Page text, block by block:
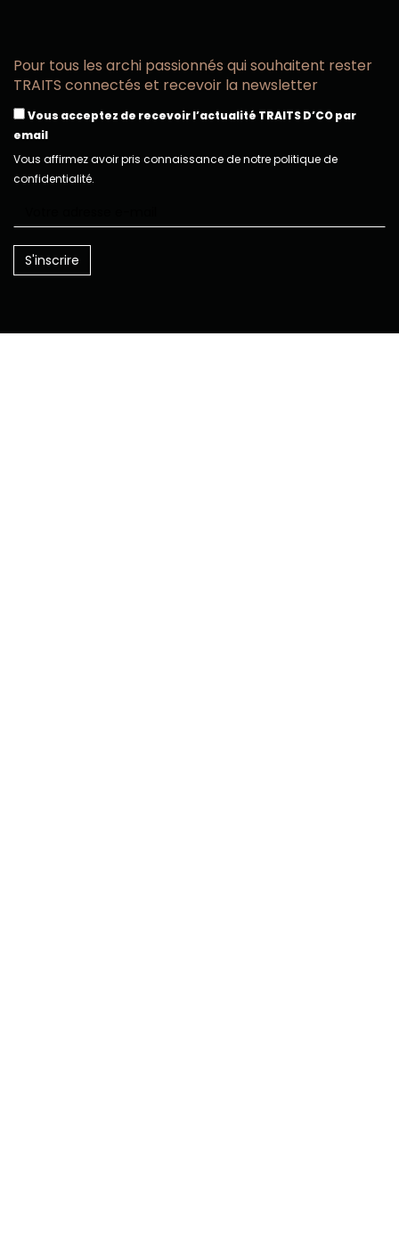
Pour tous les archi passionnés qui souhaitent rester
TRAITS connectés et recevoir la newsletter
Vous acceptez de recevoir l’actualité TRAITS D’CO par
email
Vous affirmez avoir pris connaissance de notre politique de
confidentialité.